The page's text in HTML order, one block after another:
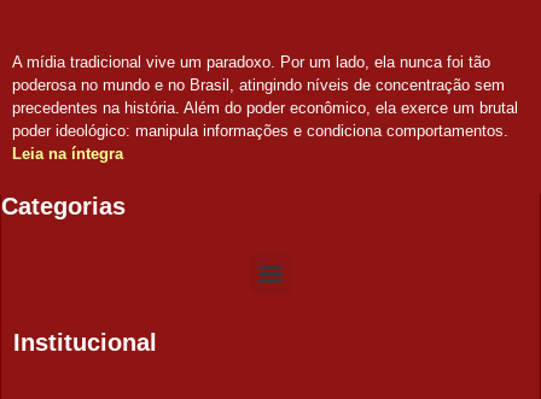
A mídia tradicional vive um paradoxo. Por um lado, ela nunca foi tão
poderosa no mundo e no Brasil, atingindo níveis de concentração sem
precedentes na história. Além do poder econômico, ela exerce um brutal
poder ideológico: manipula informações e condiciona comportamentos.
Leia na íntegra
Categorias
Institucional